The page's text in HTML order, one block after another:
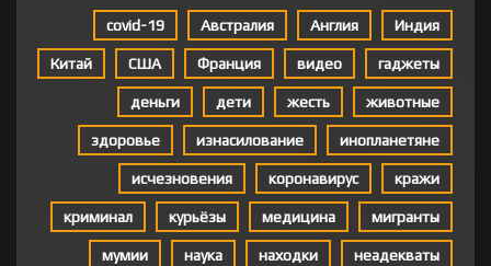
covid-19 Австралия Англия Индия
Китай США Франция видео гаджеты
деньги дети жесть животные
здоровье изнасилование инопланетяне
исчезновения коронавирус кражи
криминал курьёзы медицина мигранты
мумии наука находки неадекваты